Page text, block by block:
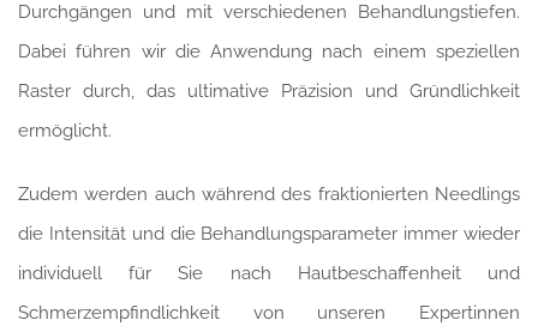
Durchgängen und mit verschiedenen Behandlungstiefen.
Dabei führen wir die Anwendung nach einem speziellen
Raster durch, das ultimative Präzision und Gründlichkeit
ermöglicht.
Zudem werden auch während des fraktionierten Needlings
die Intensität und die Behandlungsparameter immer wieder
individuell für Sie nach Hautbeschaffenheit und
Schmerzempfindlichkeit von unseren Expertinnen